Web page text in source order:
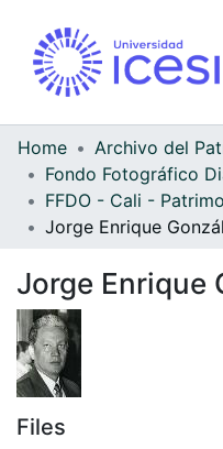
Home
FFDO - Cali -
Jorge Enrique
Files